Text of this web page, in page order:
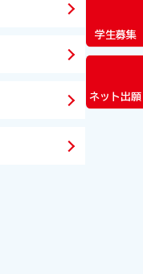
学生募集
ネット出願